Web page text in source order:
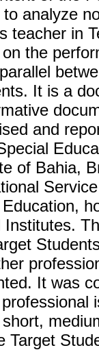
analyze
teacher in
the
It is a
and
of Bahia,
It was
Target